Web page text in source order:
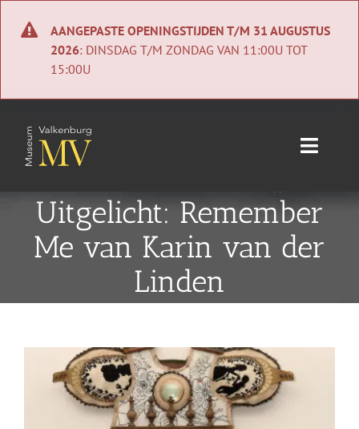
naar
AANGEPASTE OPENINGSTIJDEN T/M 31 AUGUSTUS
2026: DINSDAG T/M ZONDAG VAN 11:00U TOT
15:00U
Toggle
Home
Nieuws
Shop
Uitgelicht: Remember
Me van Karin van der
Linden
grotere
afbeelding